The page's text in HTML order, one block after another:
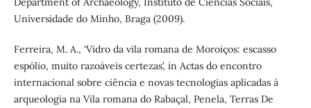
Universidade do Minho, Braga (2009).
Ferreira, M. A., ‘Vidro da vila romana de Moroiços: escasso
espólio, muito razoáveis certezas’, in Actas do encontro
internacional sobre ciência e novas tecnologias aplicadas à
arqueologia na Vila romana do Rabaçal, Penela, Terras De